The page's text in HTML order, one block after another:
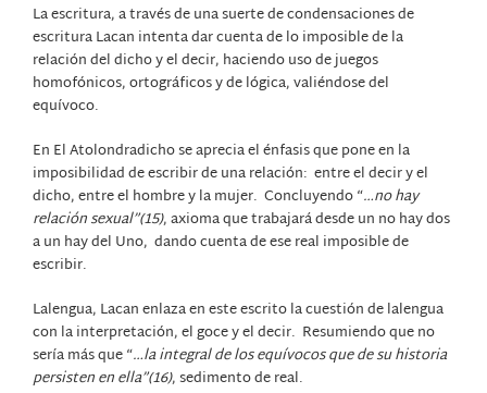
La escritura, a través de una suerte de condensaciones de
escritura Lacan intenta dar cuenta de lo imposible de la
relación del dicho y el decir, haciendo uso de juegos
homofónicos, ortográficos y de lógica, valiéndose del
equívoco.
En El Atolondradicho se aprecia el énfasis que pone en la
imposibilidad de escribir de una relación: entre el decir y el
dicho, entre el hombre y la mujer. Concluyendo “…no hay
relación sexual”(15), axioma que trabajará desde un no hay dos
a un hay del Uno, dando cuenta de ese real imposible de
escribir.
Lalengua, Lacan enlaza en este escrito la cuestión de lalengua
con la interpretación, el goce y el decir. Resumiendo que no
sería más que “…la integral de los equívocos que de su historia
persisten en ella”(16), sedimento de real.